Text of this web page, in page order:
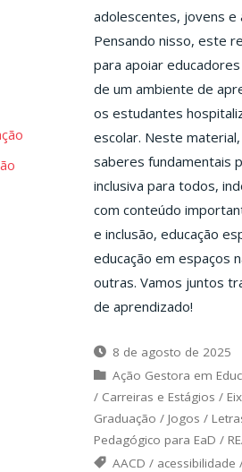
adolescentes, jovens
Pensando nisso, este
para apoiar
de um ambiente de
os estudantes
escolar. Neste
saberes fundamentais
inclusiva para todos,
com conteúdo
e inclusão, educação
educação em espaços
outras. Vamos juntos
de aprendizado!
8 de agosto de 2025
Ação Gestora em
/ Carreiras e Estágios /
Graduação / Jogos /
Pedagógico para EaD /
AACD / acessibilidade